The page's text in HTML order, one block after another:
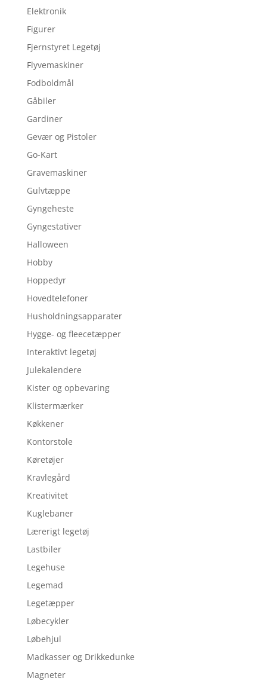
Elektronik
Figurer
Fjernstyret Legetøj
Flyvemaskiner
Fodboldmål
Gåbiler
Gardiner
Gevær og Pistoler
Go-Kart
Gravemaskiner
Gulvtæppe
Gyngeheste
Gyngestativer
Halloween
Hobby
Hoppedyr
Hovedtelefoner
Husholdningsapparater
Hygge- og fleecetæpper
Interaktivt legetøj
Julekalendere
Kister og opbevaring
Klistermærker
Køkkener
Kontorstole
Køretøjer
Kravlegård
Kreativitet
Kuglebaner
Lærerigt legetøj
Lastbiler
Legehuse
Legemad
Legetæpper
Løbecykler
Løbehjul
Madkasser og Drikkedunke
Magneter